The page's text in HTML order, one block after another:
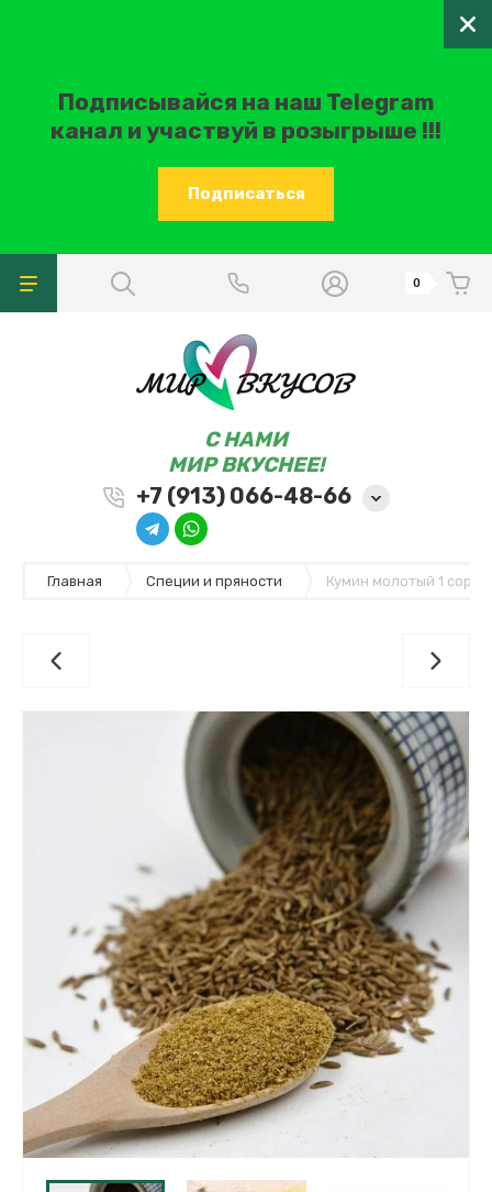
Подписывайся на наш Telegram
канал и участвуй в розыгрыше !!!
Подписаться
C НАМИ
МИР ВКУСНЕЕ!
+7 (913) 066-48-66
0
Главная Специи и пряности Кумин молотый 1 сорт